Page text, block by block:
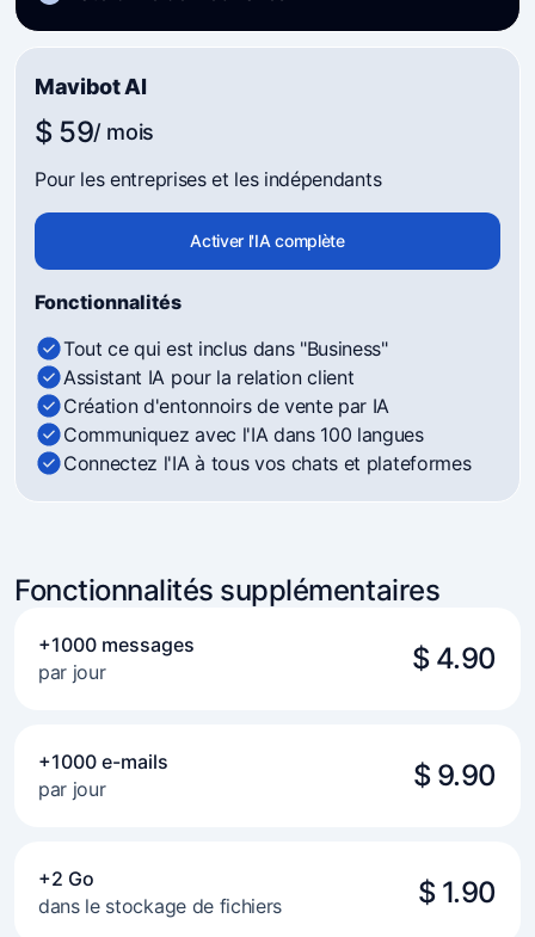
Mavibot AI
$ 59/ mois
Pour les entreprises et les indépendants
Activer l'IA complète
Fonctionnalités
Tout ce qui est inclus dans "Business"
Assistant IA pour la relation client
Création d'entonnoirs de vente par IA
Communiquez avec l'IA dans 100 langues
Connectez l'IA à tous vos chats et plateformes
Fonctionnalités supplémentaires
+1000 messages
par jour
$ 4.90
+1000 e-mails
par jour
$ 9.90
+2 Go
dans le stockage de fichiers
$ 1.90